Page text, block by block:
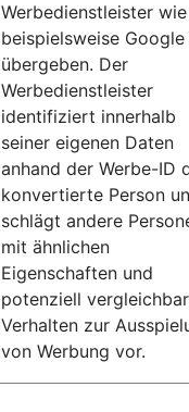
Werbedienstleister wie
beispielsweise Google
übergeben. Der
Werbedienstleister
identifiziert innerhalb
seiner eigenen Daten
anhand der Werbe-ID
konvertierte Person
schlägt andere
mit ähnlichen
Eigenschaften und
potenziell
Verhalten zur
von Werbung vor.